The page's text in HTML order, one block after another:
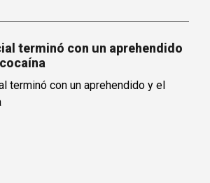
terminó con un aprehendido